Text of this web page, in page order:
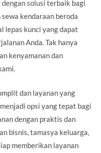
solusi terbaik bagi
kendaraan beroda
lepas kunci yang dapat
Anda. Tak hanya
kenyamanan dan
dan layanan yang
opsi yang tepat bagi
dengan praktis dan
bisnis, tamasya keluarga,
memberikan layanan